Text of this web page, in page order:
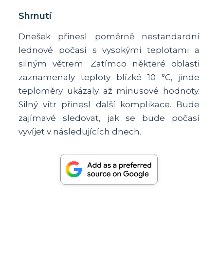
Shrnutí
Dnešek přinesl poměrně nestandardní
lednové počasí s vysokými teplotami a
silným větrem. Zatímco některé oblasti
zaznamenaly teploty blízké 10 °C, jinde
teploměry ukázaly až minusové hodnoty.
Silný vítr přinesl další komplikace. Bude
zajímavé sledovat, jak se bude počasí
vyvíjet v následujících dnech.